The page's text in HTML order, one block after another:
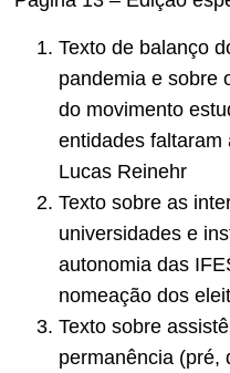
Texto de balanço
pandemia e sobre
do movimento
entidades faltaram
Lucas Reinehr
Texto sobre as
universidades e
autonomia das
nomeação dos
Texto sobre
permanência (pré,